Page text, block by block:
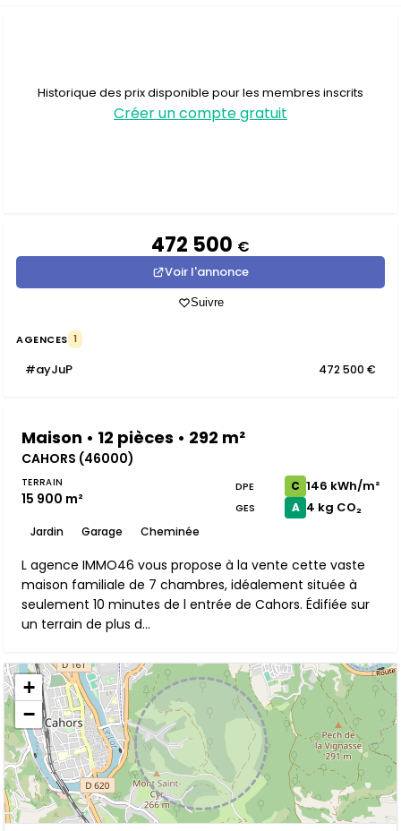
Historique des prix disponible pour les membres inscrits
Créer un compte gratuit
472 500 €
Voir l'annonce
Suivre
AGENCES 1
#ayJuP 472 500 €
Maison • 12 pièces • 292 m²
CAHORS (46000)
TERRAIN
15 900 m²
Jardin Garage Cheminée
DPE C 146 kWh/m²
GES A 4 kg CO₂
L agence IMMO46 vous propose à la vente cette vaste
maison familiale de 7 chambres, idéalement située à
seulement 10 minutes de l entrée de Cahors. Édifiée sur
un terrain de plus d...
+
−